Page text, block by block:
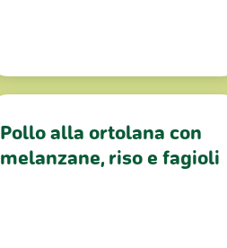
Pollo alla ortolana con
melanzane, riso e fagioli